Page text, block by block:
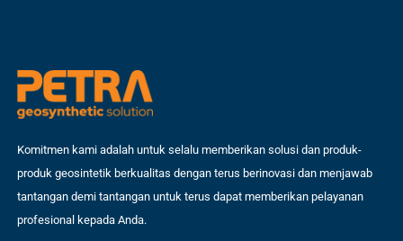
Komitmen kami adalah untuk selalu memberikan solusi dan produk-
produk geosintetik berkualitas dengan terus berinovasi dan menjawab
tantangan demi tantangan untuk terus dapat memberikan pelayanan
profesional kepada Anda.